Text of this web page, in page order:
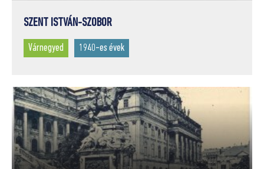
SZENT ISTVÁN-SZOBOR
Várnegyed 1940-es évek